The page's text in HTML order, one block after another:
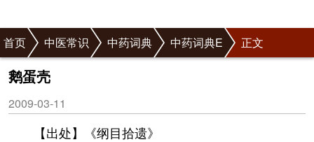
首页 中医常识 中药词典 中药词典E 正文
鹅蛋壳
2009-03-11
【出处】《纲目拾遗》